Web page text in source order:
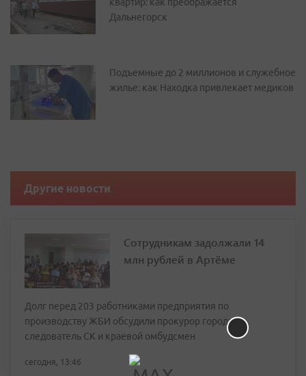
Дальнегорск
Подъемные до 2 миллионов и служебное
жилье: как Находка привлекает медиков
Другие новости
Сотрудникам задолжали 14
млн рублей в Артёме
Долг перед 203 работниками предприятия по
производству ЖБИ обсудили прокурор города,
следователь СК и краевой омбудсмен
сегодня, 13:46